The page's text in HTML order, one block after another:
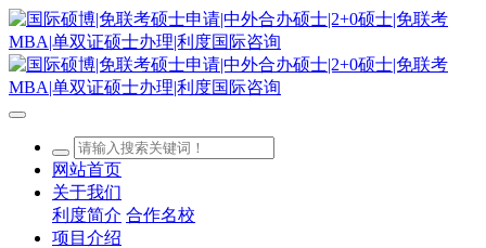
网站首页
关于我们
利度简介 合作名校
项目介绍